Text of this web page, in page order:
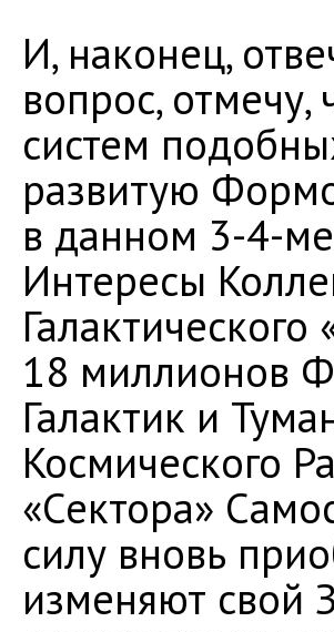
И, наконец,
вопрос,
систем
развитую
в данном 3-4-
Интересы
18 миллионов
Галактик и
Космического
«Сектора»
силу вновь
изменяют свой